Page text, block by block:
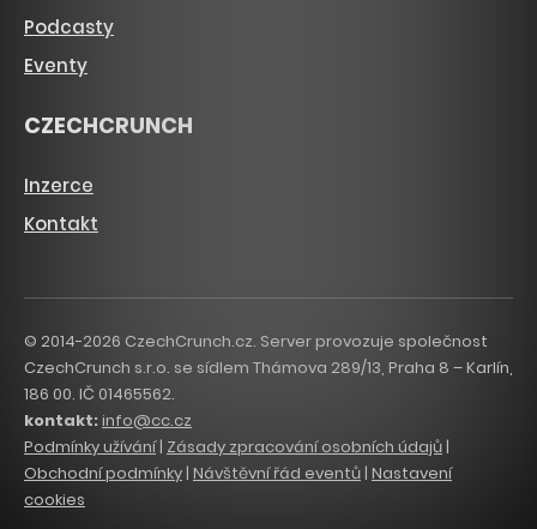
Podcasty
Eventy
CZECHCRUNCH
Inzerce
Kontakt
© 2014-2026 CzechCrunch.cz. Server provozuje společnost
CzechCrunch s.r.o. se sídlem Thámova 289/13, Praha 8 – Karlín,
186 00. IČ 01465562.
kontakt:info@cc.cz
Podmínky užívání| Zásady zpracování osobních údajů|
Obchodní podmínky| Návštěvní řád eventů | Nastavení
cookies